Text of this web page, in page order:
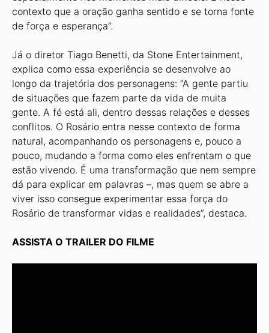
contexto que a oração ganha sentido e se torna fonte
de força e esperança”.
Já o diretor Tiago Benetti, da Stone Entertainment,
explica como essa experiência se desenvolve ao
longo da trajetória dos personagens: “A gente partiu
de situações que fazem parte da vida de muita
gente. A fé está ali, dentro dessas relações e desses
conflitos. O Rosário entra nesse contexto de forma
natural, acompanhando os personagens e, pouco a
pouco, mudando a forma como eles enfrentam o que
estão vivendo. É uma transformação que nem sempre
dá para explicar em palavras –, mas quem se abre a
viver isso consegue experimentar essa força do
Rosário de transformar vidas e realidades”, destaca.
ASSISTA O TRAILER DO FILME